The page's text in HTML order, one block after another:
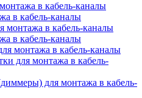
в кабель-каналы
в кабель-каналы
монтажа в кабель-каналы
в кабель-каналы
монтажа в кабель-каналы
для монтажа в кабель-
для монтажа в кабель-